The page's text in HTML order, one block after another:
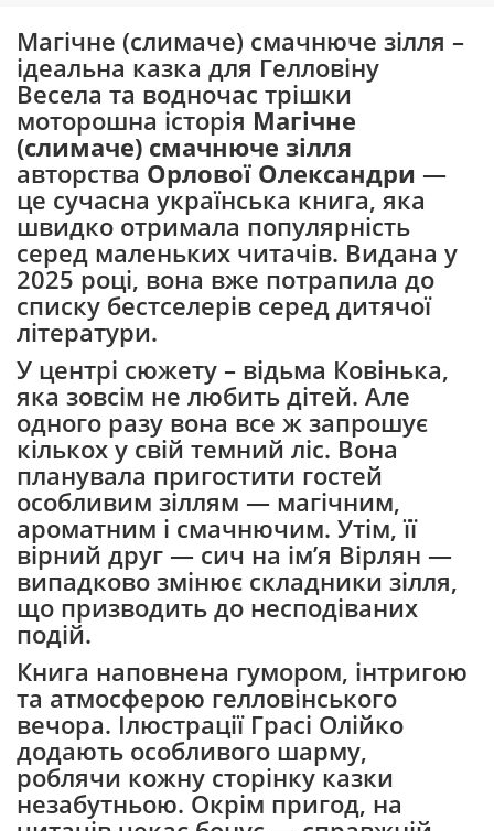
Магічне (слимаче) смачнюче зілля –
ідеальна казка для Гелловіну
Весела та водночас трішки
моторошна історія Магічне
(слимаче) смачнюче зілля
авторства Орлової Олександри —
це сучасна українська книга, яка
швидко отримала популярність
серед маленьких читачів. Видана у
2025 році, вона вже потрапила до
списку бестселерів серед дитячої
літератури.
У центрі сюжету – відьма Ковінька,
яка зовсім не любить дітей. Але
одного разу вона все ж запрошує
кількох у свій темний ліс. Вона
планувала пригостити гостей
особливим зіллям — магічним,
ароматним і смачнючим. Утім, її
вірний друг — сич на ім’я Вірлян —
випадково змінює складники зілля,
що призводить до несподіваних
подій.
Книга наповнена гумором, інтригою
та атмосферою гелловінського
вечора. Ілюстрації Грасі Олійко
додають особливого шарму,
роблячи кожну сторінку казки
незабутньою. Окрім пригод, на